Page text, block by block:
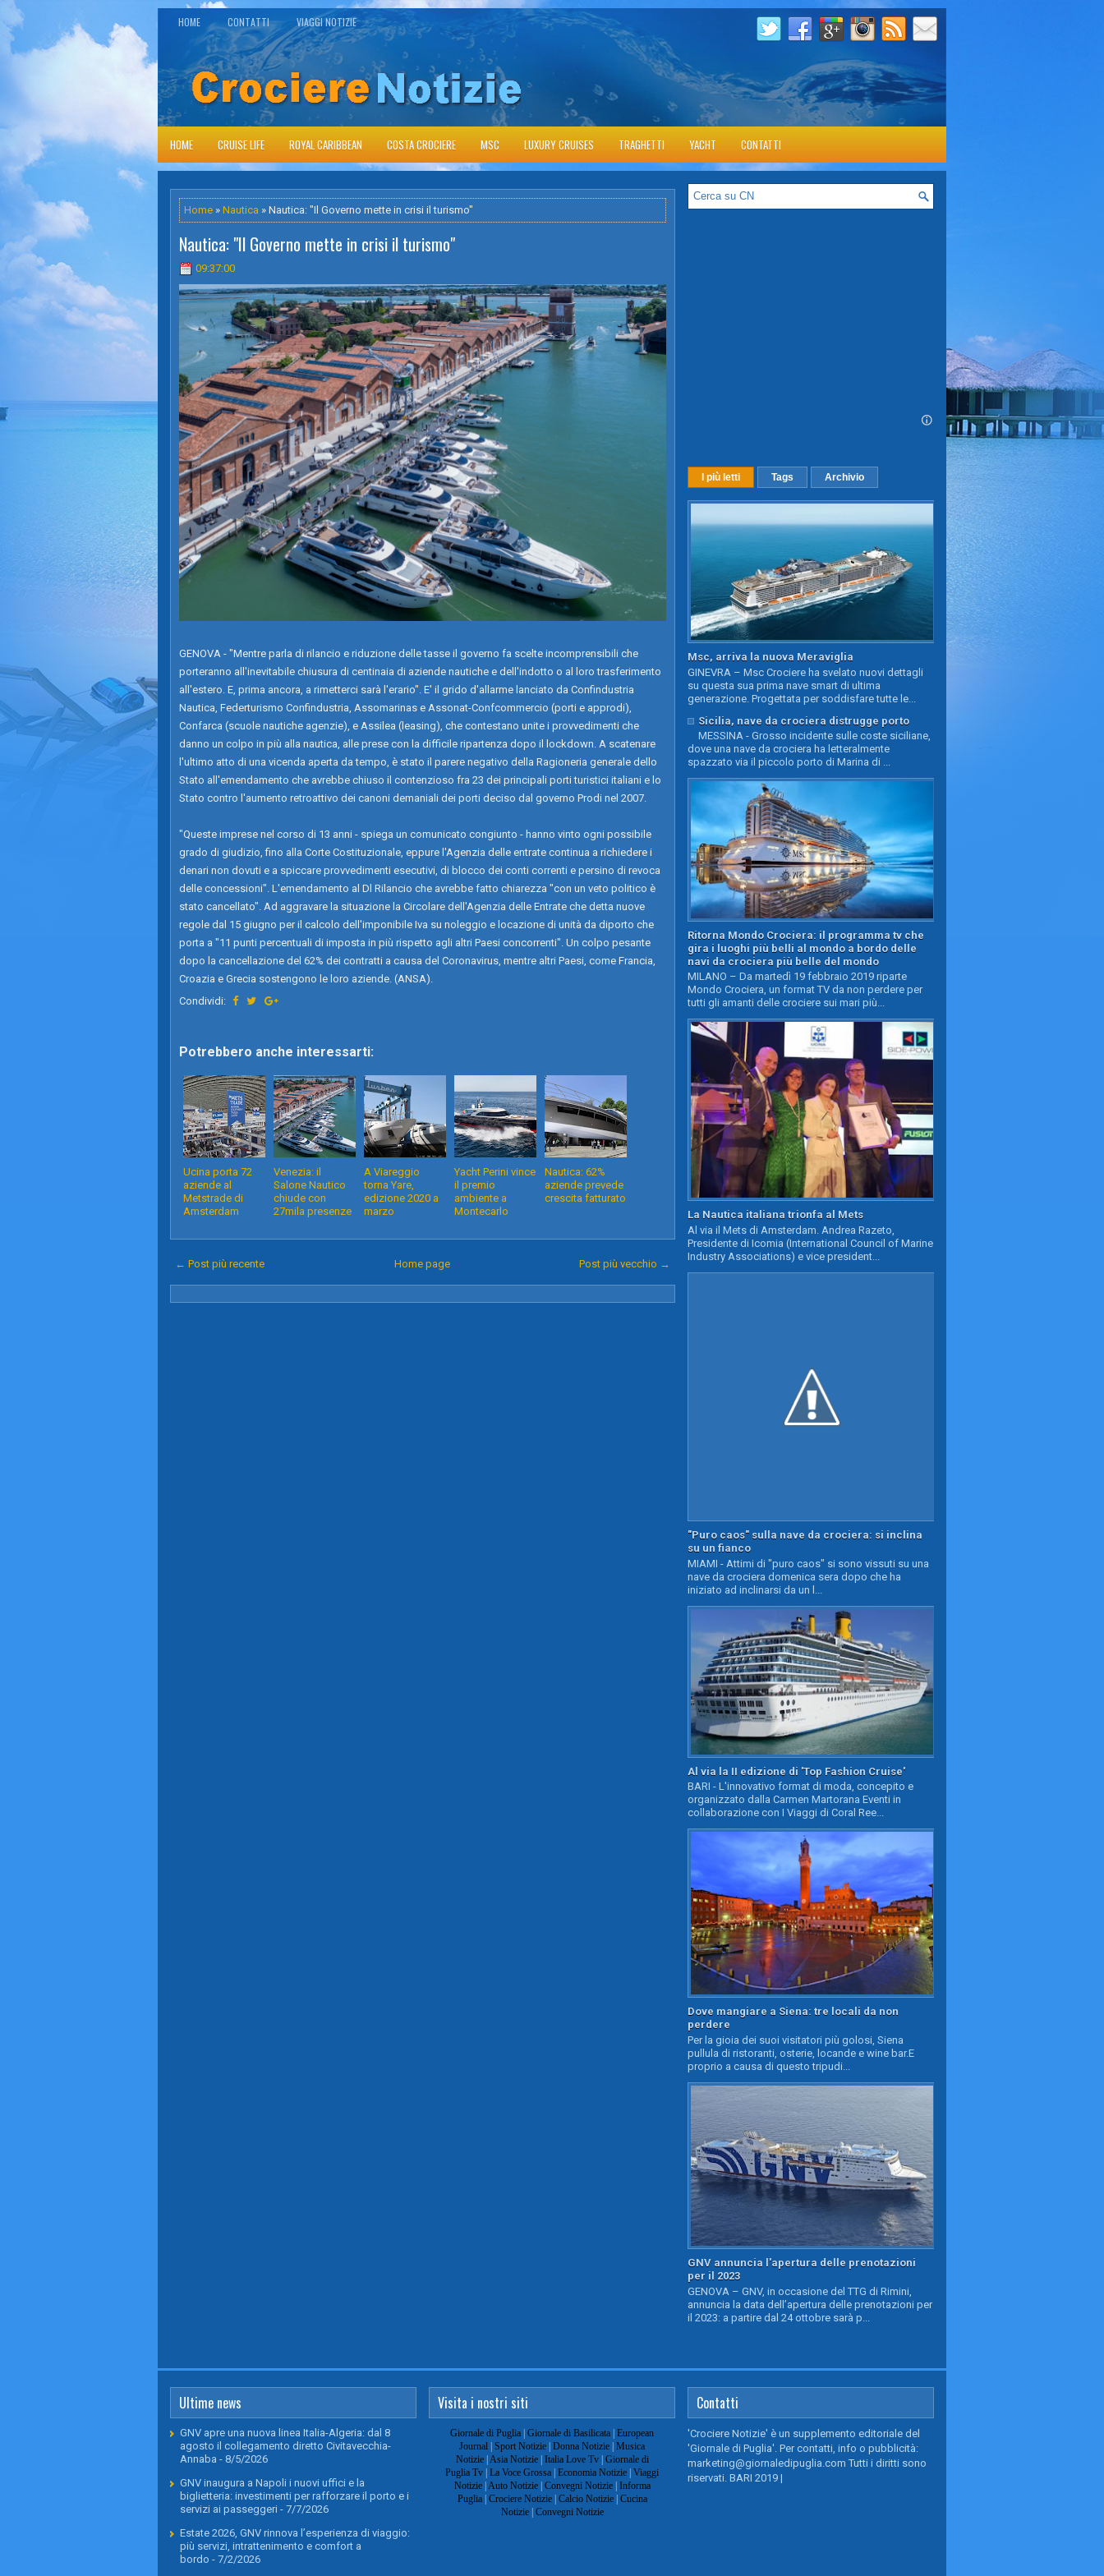
HOME CONTATTI VIAGGI NOTIZIE
HOME CRUISE LIFE ROYAL CARIBBEAN COSTA CROCIERE MSC LUXURY CRUISES TRAGHETTI YACHT CONTATTI
Home » Nautica » Nautica: "Il Governo mette in crisi il turismo"
Nautica: "Il Governo mette in crisi il turismo"
09:37:00
GENOVA - "Mentre parla di rilancio e riduzione delle tasse il governo fa scelte incomprensibili che
porteranno all'inevitabile chiusura di centinaia di aziende nautiche e dell'indotto o al loro trasferimento
all'estero. E, prima ancora, a rimetterci sarà l'erario". E' il grido d'allarme lanciato da Confindustria
Nautica, Federturismo Confindustria, Assomarinas e Assonat-Confcommercio (porti e approdi),
Confarca (scuole nautiche agenzie), e Assilea (leasing), che contestano unite i provvedimenti che
danno un colpo in più alla nautica, alle prese con la difficile ripartenza dopo il lockdown. A scatenare
l'ultimo atto di una vicenda aperta da tempo, è stato il parere negativo della Ragioneria generale dello
Stato all'emendamento che avrebbe chiuso il contenzioso fra 23 dei principali porti turistici italiani e lo
Stato contro l'aumento retroattivo dei canoni demaniali dei porti deciso dal governo Prodi nel 2007.
"Queste imprese nel corso di 13 anni - spiega un comunicato congiunto - hanno vinto ogni possibile
grado di giudizio, fino alla Corte Costituzionale, eppure l'Agenzia delle entrate continua a richiedere i
denari non dovuti e a spiccare provvedimenti esecutivi, di blocco dei conti correnti e persino di revoca
delle concessioni". L'emendamento al Dl Rilancio che avrebbe fatto chiarezza "con un veto politico è
stato cancellato". Ad aggravare la situazione la Circolare dell'Agenzia delle Entrate che detta nuove
regole dal 15 giugno per il calcolo dell'imponibile Iva su noleggio e locazione di unità da diporto che
porta a "11 punti percentuali di imposta in più rispetto agli altri Paesi concorrenti". Un colpo pesante
dopo la cancellazione del 62% dei contratti a causa del Coronavirus, mentre altri Paesi, come Francia,
Croazia e Grecia sostengono le loro aziende. (ANSA).
Condividi:
Potrebbero anche interessarti:
Ucina porta 72
aziende al
Metstrade di
Amsterdam
Venezia: il
Salone Nautico
chiude con
27mila presenze
A Viareggio
torna Yare,
edizione 2020 a
marzo
Yacht Perini vince
il premio
ambiente a
Montecarlo
Nautica: 62%
aziende prevede
crescita fatturato
← Post più recente Post più vecchio →
Home page
I più letti Tags Archivio
Msc, arriva la nuova Meraviglia
GINEVRA – Msc Crociere ha svelato nuovi dettagli
su questa sua prima nave smart di ultima
generazione. Progettata per soddisfare tutte le...
Sicilia, nave da crociera distrugge porto
MESSINA - Grosso incidente sulle coste siciliane,
dove una nave da crociera ha letteralmente
spazzato via il piccolo porto di Marina di ...
Ritorna Mondo Crociera: il programma tv che
gira i luoghi più belli al mondo a bordo delle
navi da crociera più belle del mondo
MILANO – Da martedì 19 febbraio 2019 riparte
Mondo Crociera, un format TV da non perdere per
tutti gli amanti delle crociere sui mari più...
La Nautica italiana trionfa al Mets
Al via il Mets di Amsterdam. Andrea Razeto,
Presidente di Icomia (International Council of Marine
Industry Associations) e vice president...
"Puro caos" sulla nave da crociera: si inclina
su un fianco
MIAMI - Attimi di "puro caos" si sono vissuti su una
nave da crociera domenica sera dopo che ha
iniziato ad inclinarsi da un l...
Al via la II edizione di 'Top Fashion Cruise'
BARI - L'innovativo format di moda, concepito e
organizzato dalla Carmen Martorana Eventi in
collaborazione con I Viaggi di Coral Ree...
Dove mangiare a Siena: tre locali da non
perdere
Per la gioia dei suoi visitatori più golosi, Siena
pullula di ristoranti, osterie, locande e wine bar.E
proprio a causa di questo tripudi...
GNV annuncia l'apertura delle prenotazioni
per il 2023
GENOVA – GNV, in occasione del TTG di Rimini,
annuncia la data dell’apertura delle prenotazioni per
il 2023: a partire dal 24 ottobre sarà p...
Ultime news
GNV apre una nuova linea Italia-Algeria: dal 8
agosto il collegamento diretto Civitavecchia-
Annaba - 8/5/2026
GNV inaugura a Napoli i nuovi uffici e la
biglietteria: investimenti per rafforzare il porto e i
servizi ai passeggeri - 7/7/2026
Estate 2026, GNV rinnova l’esperienza di viaggio:
più servizi, intrattenimento e comfort a
bordo - 7/2/2026
Visita i nostri siti
Giornale di Puglia | Giornale di Basilicata | European
Journal | Sport Notizie | Donna Notizie | Musica
Notizie| Asia Notizie| Italia Love Tv| Giornale di
Puglia Tv | La Voce Grossa | Economia Notizie | Viaggi
Notizie| Auto Notizie| Convegni Notizie| Informa
Puglia| Crociere Notizie| Calcio Notizie| Cucina
Notizie| Convegni Notizie
Contatti
'Crociere Notizie' è un supplemento editoriale del
'Giornale di Puglia'. Per contatti, info o pubblicità:
marketing@giornaledipuglia.com Tutti i diritti sono
riservati. BARI 2019 |